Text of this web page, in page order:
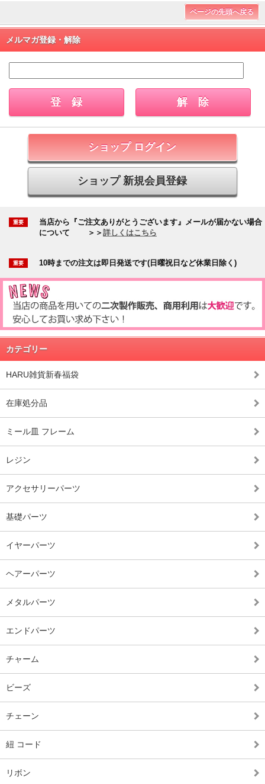
ページの先頭へ戻る
メルマガ登録・解除
ショップ ログイン
ショップ 新規会員登録
当店から『ご注文ありがとうございます』メールが届かない場合
について
＞＞ 詳しくはこちら
10時までの注文は即日発送です(日曜祝日など休業日除く)
カテゴリー
HARU雑貨新春福袋
在庫処分品
ミール皿 フレーム
レジン
アクセサリーパーツ
基礎パーツ
イヤーパーツ
ヘアーパーツ
メタルパーツ
エンドパーツ
チャーム
ビーズ
チェーン
紐 コード
リボン